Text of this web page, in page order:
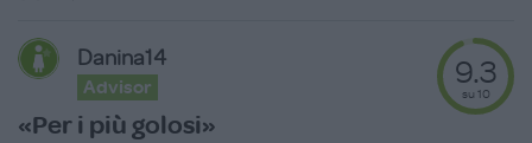
Danina14
Advisor
«Per i più golosi»
9.3
su 10